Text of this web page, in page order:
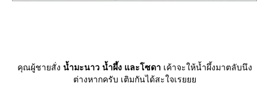
คุณผู้ชายสั่ง น้ำมะนาว น้ำผึ้ง และโซดา เค้าจะให้น้ำผึ้งมาตลับนึง
ต่างหากครับ เติมกันได้สะใจเร